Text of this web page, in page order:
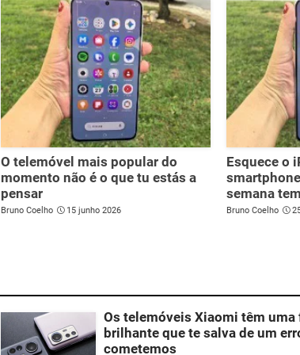
O telemóvel mais popular do
momento não é o que tu estás a
pensar
Bruno Coelho 15 junho 2026
Esquece o
semana
Bruno Coelho
Os telemóveis Xiaomi têm
brilhante que te salva de um
cometemos